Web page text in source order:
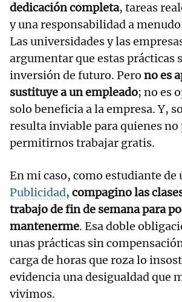
dedicación completa, tareas
y una responsabilidad a
Las universidades y las
argumentar que estas prácticas
inversión de futuro. Pero no es
sustituye a un empleado; no es
solo beneficia a la empresa. Y,
resulta inviable para quienes no
permitirnos trabajar gratis.
En mi caso, como estudiante de
Publicidad, compagino las
trabajo de fin de semana para
mantenerme. Esa doble
unas prácticas sin
carga de horas que roza lo
evidencia una desigualdad que
vivimos.